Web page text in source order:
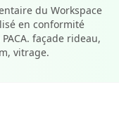
du Workspace
en conformité
façade rideau,
vitrage.